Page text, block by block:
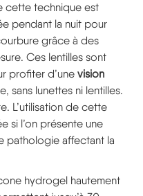
cette technique est
pendant la nuit pour
grâce à des
Ces lentilles sont
profiter d’une vision
sans lunettes ni lentilles.
L’utilisation de cette
si l’on présente une
pathologie affectant la
hydrogel hautement